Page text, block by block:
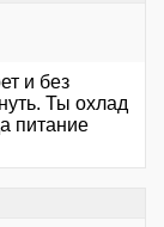
и без
Ты охлад
питание